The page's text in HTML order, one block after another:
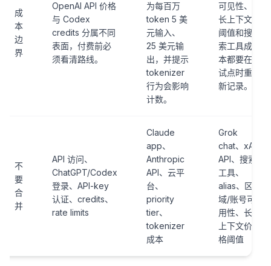
成
本
边
界
OpenAI API 价格
与 Codex
credits 分属不同
表面，付费前必
须看清路线。
为每百万
token 5 美
元输入、
25 美元输
出，并提示
tokenizer
行为会影响
计数。
可见性、
长上下文
阈值和搜
索工具成
本都要在
试点时重
新记录。
不
要
合
并
API 访问、
ChatGPT/Codex
登录、API-key
认证、credits、
rate limits
Claude
app、
Anthropic
API、云平
台、
priority
tier、
tokenizer
成本
Grok
chat、xAI
API、搜索
工具、
alias、区
域/账号可
用性、长
上下文价
格阈值